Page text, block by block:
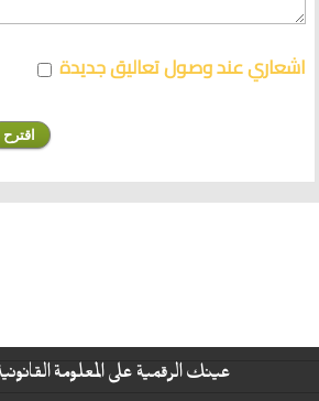
اشعاري عند وصول تعاليق جديدة
عينك الرقمية على المعلومة